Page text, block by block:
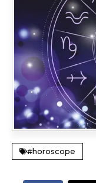
#horoscope